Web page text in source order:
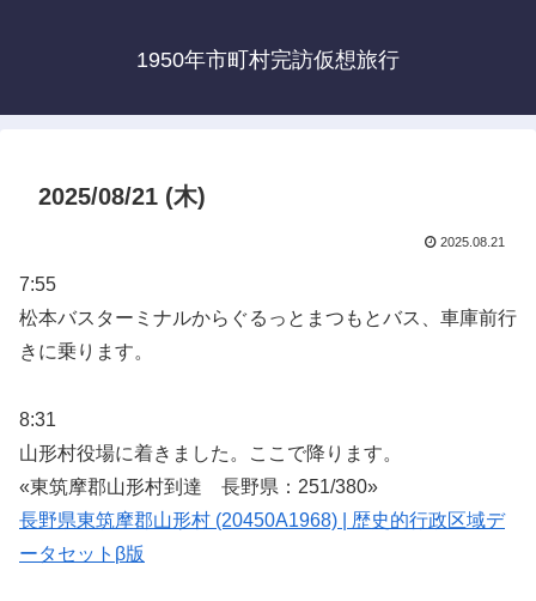
1950年市町村完訪仮想旅行
2025/08/21 (木)
2025.08.21
7:55
松本バスターミナルからぐるっとまつもとバス、車庫前行
きに乗ります。
8:31
山形村役場に着きました。ここで降ります。
«東筑摩郡山形村到達 長野県：251/380»
長野県東筑摩郡山形村 (20450A1968) | 歴史的行政区域デ
ータセットβ版